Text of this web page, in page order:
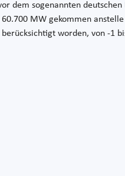
dem sogenannten
MW gekommen
worden, von -1